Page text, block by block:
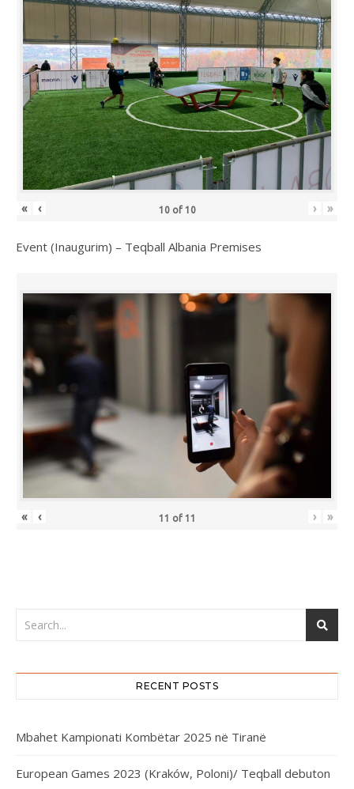
« ‹ 10of 10 › »
Event (Inaugurim) – Teqball Albania Premises
« ‹ 11 of 11 › »
RECENT POSTS
Mbahet Kampionati Kombëtar 2025 në Tiranë
European Games 2023 (Kraków, Poloni)/ Teqball debuton